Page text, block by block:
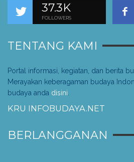
37.3K
FOLLOWERS
TENTANG KAMI
Portal informasi, kegiatan, dan berita
Merayakan keberagaman budaya
budaya anda disini
KRU INFOBUDAYA.NET
BERLANGGANAN